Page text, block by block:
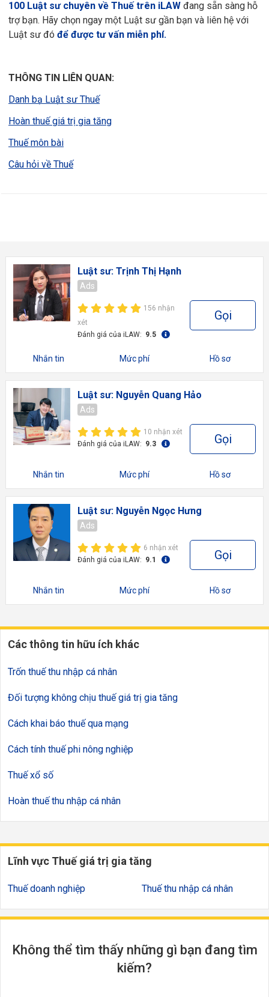
100 Luật sư chuyên về Thuế trên iLAW đang sẵn sàng hỗ
trợ bạn. Hãy chọn ngay một Luật sư gần bạn và liên hệ với
Luật sư đó để được tư vấn miễn phí.
THÔNG TIN LIÊN QUAN:
Danh bạ Luật sư Thuế
Hoàn thuế giá trị gia tăng
Thuế môn bài
Câu hỏi về Thuế
Luật sư: Trịnh Thị Hạnh
Ads
156 nhận
xét
Đánh giá của iLAW: 9.5
Gọi
Nhắn tin Mức phí Hồ sơ
Luật sư: Nguyễn Quang Hảo
Ads
10 nhận xét
Đánh giá của iLAW: 9.3 Gọi
Nhắn tin Mức phí Hồ sơ
Luật sư: Nguyễn Ngọc Hưng
Ads
6 nhận xét
Đánh giá của iLAW: 9.1 Gọi
Nhắn tin Mức phí Hồ sơ
Các thông tin hữu ích khác
Trốn thuế thu nhập cá nhân
Đối tượng không chịu thuế giá trị gia tăng
Cách khai báo thuế qua mạng
Cách tính thuế phi nông nghiệp
Thuế xổ số
Hoàn thuế thu nhập cá nhân
Lĩnh vực Thuế giá trị gia tăng
Thuế doanh nghiệp Thuế thu nhập cá nhân
Không thể tìm thấy những gì bạn đang tìm
kiếm?